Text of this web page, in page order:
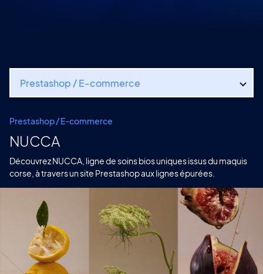
Prestashop / E-commerce
Drupal
Wordpress
Prestashop / E-commerce
API
Prestashop / E-commerce
NUCCA
Découvrez NUCCA, ligne de soins bios uniques issus du maquis
corse, à travers un site Prestashop aux lignes épurées.